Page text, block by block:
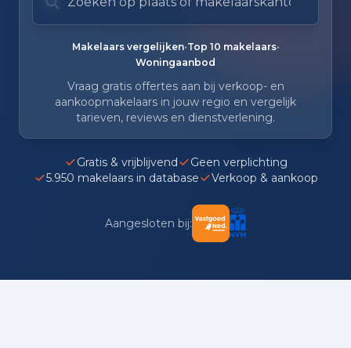
Makelaars vergelijken•Top 10 makelaars•
Woningaanbod
Vraag gratis offertes aan bij verkoop- en
aankoopmakelaars in jouw regio en vergelijk
tarieven, reviews en dienstverlening.
Gratis & vrijblijvend
Geen verplichting
5.950 makelaars in database
Verkoop & aankoop
Aangesloten bij: